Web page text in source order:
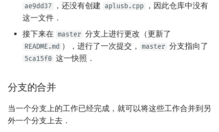
ae9dd37 ，还没有创建 aplusb.cpp
，因此仓库中没有
这一文件．
接下来在 master 分支上进行更改（更新了
README.md ），进行了一次提交， master 分支指向了
5ca15f0 这一快照．
分支的合并
当一个分支上的工作已经完成，就可以将这些工作合并到另
外一个分支上去．